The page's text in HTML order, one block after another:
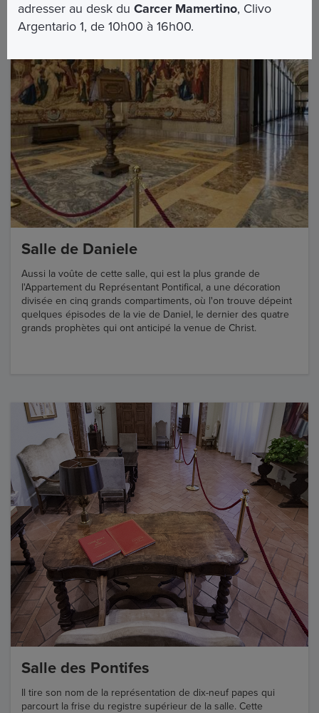
Salle de Daniele
Aussi la voûte de cette salle, qui est la plus grande de
l'Appartement du Représentant Pontifical, a une décoration
divisée en cinq grands compartiments, où l'on trouve dépeint
quelques épisodes de la vie de Daniel, le dernier des quatre
grands prophètes qui ont anticipé la venue de Christ.
Salle des Pontifes
Il tire son nom de la représentation de dix-neuf papes qui
parcourt la frise du registre supérieur de la salle. Cette
adresser au desk duCarcer Mamertino, Clivo
Argentario 1, de 10h00 à 16h00.